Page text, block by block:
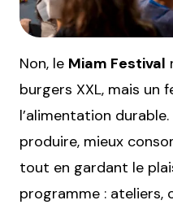
Non, le Miam Festival
burgers XXL, mais un
l’alimentation
produire, mieux
tout en gardant le
programme : ateliers,